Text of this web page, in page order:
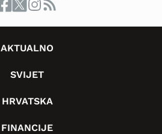
AKTUALNO
SVIJET
HRVATSKA
FINANCIJE